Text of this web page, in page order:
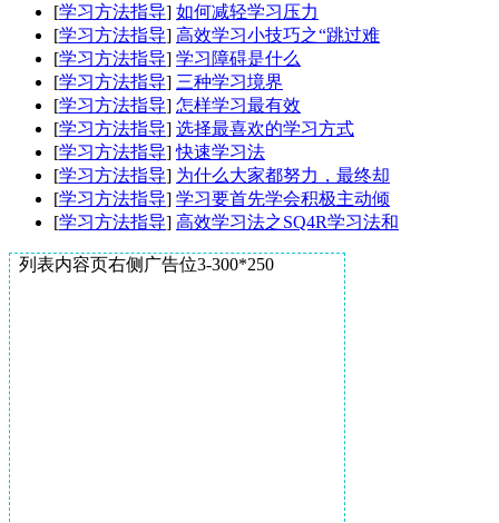
[学习方法指导] 如何减轻学习压力
[学习方法指导] 高效学习小技巧之“跳过难
[学习方法指导] 学习障碍是什么
[学习方法指导] 三种学习境界
[学习方法指导] 怎样学习最有效
[学习方法指导] 选择最喜欢的学习方式
[学习方法指导]快速学习法
[学习方法指导] 为什么大家都努力，最终却
[学习方法指导] 学习要首先学会积极主动倾
[学习方法指导] 高效学习法之SQ4R学习法和
列表内容页右侧广告位3-300*250